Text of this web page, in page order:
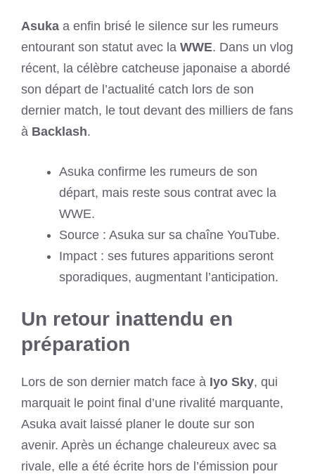
Asuka a enfin brisé le silence sur les rumeurs
entourant son statut avec la WWE. Dans un vlog
récent, la célèbre catcheuse japonaise a abordé
son départ de l’actualité catch lors de son
dernier match, le tout devant des milliers de fans
à Backlash.
Asuka confirme les rumeurs de son
départ, mais reste sous contrat avec la
WWE.
Source : Asuka sur sa chaîne YouTube.
Impact : ses futures apparitions seront
sporadiques, augmentant l’anticipation.
Un retour inattendu en
préparation
Lors de son dernier match face à Iyo Sky, qui
marquait le point final d’une rivalité marquante,
Asuka avait laissé planer le doute sur son
avenir. Après un échange chaleureux avec sa
rivale, elle a été écrite hors de l’émission pour